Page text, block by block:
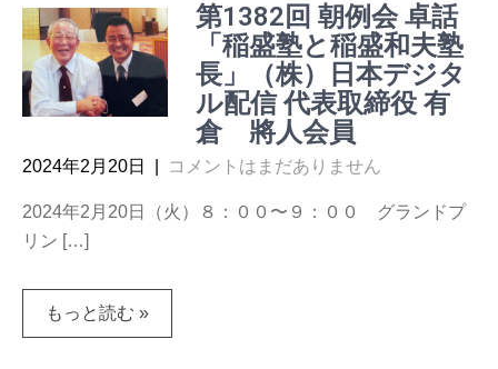
第1382回 朝例会 卓話
「稲盛塾と稲盛和夫塾
長」（株）日本デジタ
ル配信 代表取締役 有
倉 將人会員
2024年2月20日 コメントはまだありません
2024年2月20日（火）８：００〜９：００ グランドプ
リン […]
もっと読む »